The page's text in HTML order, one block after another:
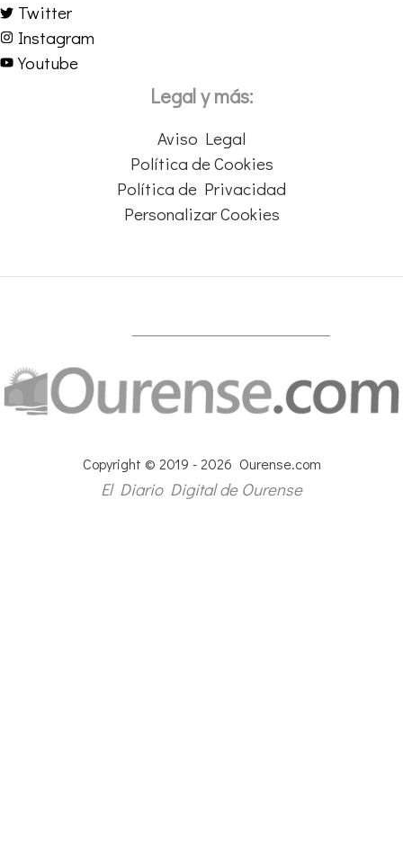
Twitter
Instagram
Youtube
Legal y más:
Aviso Legal
Política de Cookies
Política de Privacidad
Personalizar Cookies
Copyright © 2019 - 2026 Ourense.com
El Diario Digital de Ourense